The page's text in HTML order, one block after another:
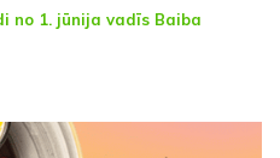
no 1. jūnija vadīs Baiba